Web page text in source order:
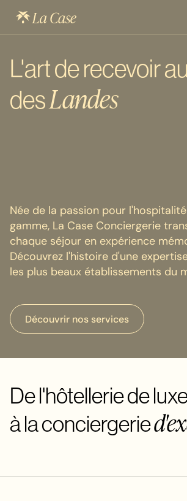
L'art de recevoir
desLandes
Née de la passion pour
gamme, La Case Conciergerie
chaque séjour en expérience
Découvrez l'histoire d'une
les plus beaux établissements du
D
D
é
é
c
c
o
o
u
u
v
v
r
r
i
i
r
r
n
n
o
o
s
s
s
s
e
e
r
r
v
v
i
i
c
c
e
e
s
s
De l'hôtellerie de
à la conciergerie